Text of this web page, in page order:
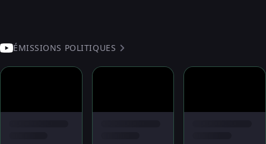
ÉMISSIONS POLITIQUES